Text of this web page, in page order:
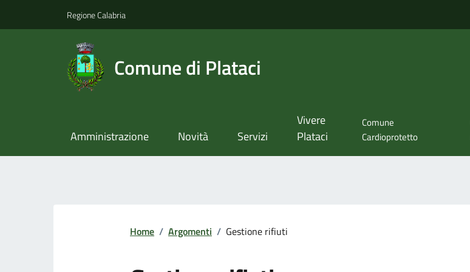
Regione Calabria
Comune di Plataci
Amministrazione Novità Servizi
Vivere
Plataci
Comune
Cardioprotetto
Home / Argomenti / Gestione rifiuti